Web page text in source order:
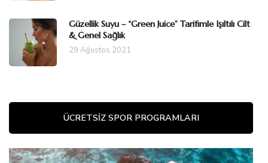
Güzellik Suyu – “Green Juice” Tarifimle Işıltılı Cilt
& Genel Sağlık
29 Ağustos 2021
ÜCRETSIZ SPOR PROGRAMLARI